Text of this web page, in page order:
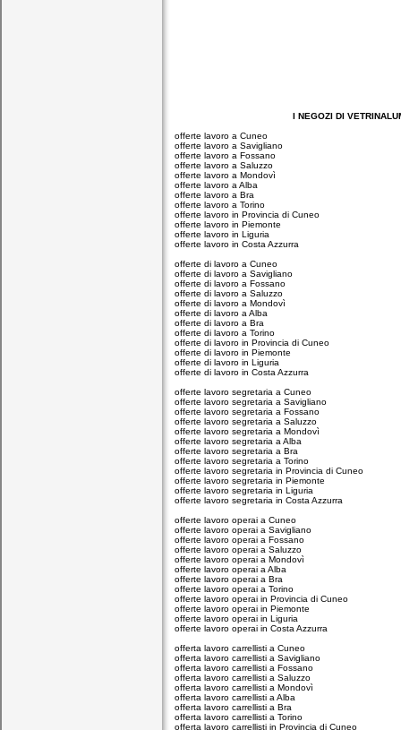
I NEGOZI DI
offerte lavoro a Cuneo
offerte lavoro a Savigliano
offerte lavoro a Fossano
offerte lavoro a Saluzzo
offerte lavoro a Mondovì
offerte lavoro a Alba
offerte lavoro a Bra
offerte lavoro a Torino
offerte lavoro in Provincia di Cuneo
offerte lavoro in Piemonte
offerte lavoro in Liguria
offerte lavoro in Costa Azzurra
offerte di lavoro a Cuneo
offerte di lavoro a Savigliano
offerte di lavoro a Fossano
offerte di lavoro a Saluzzo
offerte di lavoro a Mondovì
offerte di lavoro a Alba
offerte di lavoro a Bra
offerte di lavoro a Torino
offerte di lavoro in Provincia di Cuneo
offerte di lavoro in Piemonte
offerte di lavoro in Liguria
offerte di lavoro in Costa Azzurra
offerte lavoro segretaria a Cuneo
offerte lavoro segretaria a Savigliano
offerte lavoro segretaria a Fossano
offerte lavoro segretaria a Saluzzo
offerte lavoro segretaria a Mondovì
offerte lavoro segretaria a Alba
offerte lavoro segretaria a Bra
offerte lavoro segretaria a Torino
offerte lavoro segretaria in Provincia di Cuneo
offerte lavoro segretaria in Piemonte
offerte lavoro segretaria in Liguria
offerte lavoro segretaria in Costa Azzurra
offerte lavoro operai a Cuneo
offerte lavoro operai a Savigliano
offerte lavoro operai a Fossano
offerte lavoro operai a Saluzzo
offerte lavoro operai a Mondovì
offerte lavoro operai a Alba
offerte lavoro operai a Bra
offerte lavoro operai a Torino
offerte lavoro operai in Provincia di Cuneo
offerte lavoro operai in Piemonte
offerte lavoro operai in Liguria
offerte lavoro operai in Costa Azzurra
offerta lavoro carrellisti a Cuneo
offerta lavoro carrellisti a Savigliano
offerta lavoro carrellisti a Fossano
offerta lavoro carrellisti a Saluzzo
offerta lavoro carrellisti a Mondovì
offerta lavoro carrellisti a Alba
offerta lavoro carrellisti a Bra
offerta lavoro carrellisti a Torino
offerta lavoro carrellisti in Provincia di Cuneo